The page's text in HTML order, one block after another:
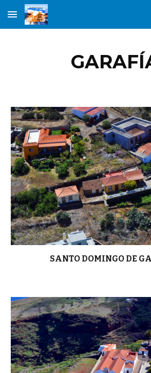
Skip to main content
SANTO DOMINGO DE